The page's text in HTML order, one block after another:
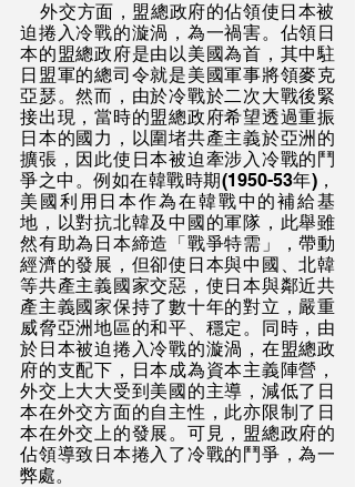
    外交方面，盟總政府的佔領使日本被
迫捲入冷戰的漩渦，為一禍害。佔領日
本的盟總政府是由以美國為首，其中駐
日盟軍的總司令就是美國軍事將領麥克
亞瑟。然而，由於冷戰於二次大戰後緊
接出現，當時的盟總政府希望透過重振
日本的國力，以圍堵共產主義於亞洲的
擴張，因此使日本被迫牽涉入冷戰的鬥
爭之中。例如在韓戰時期(1950-53年)，
美國利用日本作為在韓戰中的補給基
地，以對抗北韓及中國的軍隊，此舉雖
然有助為日本締造「戰爭特需」，帶動
經濟的發展，但卻使日本與中國、北韓
等共產主義國家交惡，使日本與鄰近共
產主義國家保持了數十年的對立，嚴重
威脅亞洲地區的和平、穩定。同時，由
於日本被迫捲入冷戰的漩渦，在盟總政
府的支配下，日本成為資本主義陣營，
外交上大大受到美國的主導，減低了日
本在外交方面的自主性，此亦限制了日
本在外交上的發展。可見，盟總政府的
佔領導致日本捲入了冷戰的鬥爭，為一
弊處。